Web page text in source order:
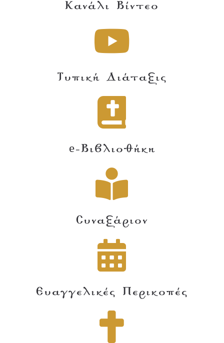
Κανάλι Βίντεο
Τυπική Διάταξις
e-Βιβλιοθήκη
Συναξάριον
Ευαγγελικές Περικοπές